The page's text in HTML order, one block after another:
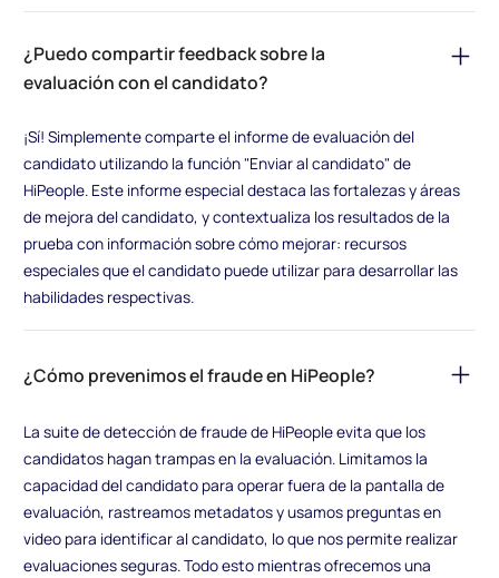
¿Puedo compartir feedback sobre la
evaluación con el candidato?
¡Sí! Simplemente comparte el informe de evaluación del
candidato utilizando la función "Enviar al candidato" de
HiPeople. Este informe especial destaca las fortalezas y áreas
de mejora del candidato, y contextualiza los resultados de la
prueba con información sobre cómo mejorar: recursos
especiales que el candidato puede utilizar para desarrollar las
habilidades respectivas.
¿Cómo prevenimos el fraude en HiPeople?
La suite de detección de fraude de HiPeople evita que los
candidatos hagan trampas en la evaluación. Limitamos la
capacidad del candidato para operar fuera de la pantalla de
evaluación, rastreamos metadatos y usamos preguntas en
video para identificar al candidato, lo que nos permite realizar
evaluaciones seguras. Todo esto mientras ofrecemos una